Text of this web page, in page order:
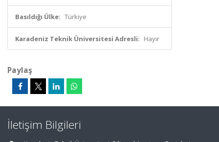
Basıldığı Ülke: Türkiye
Karadeniz Teknik Üniversitesi Adresli: Hayır
Paylaş
İletişim Bilgileri